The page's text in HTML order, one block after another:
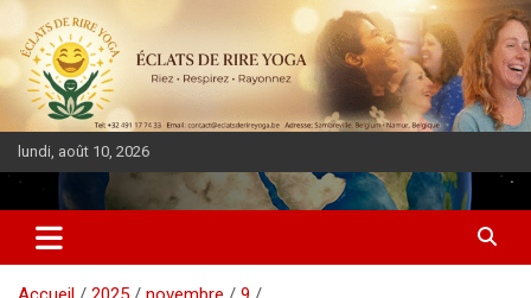
lundi, août 10, 2026
DIASPORA PULSE